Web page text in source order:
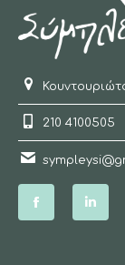
210 4100505
Facebook